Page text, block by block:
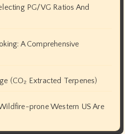
PG/VG Ratios And
A Comprehensive
(CO₂ Extracted Terpenes)
prone Western US Are